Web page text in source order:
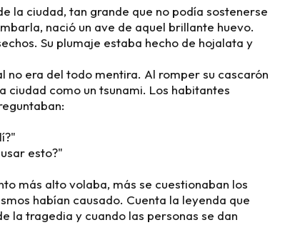
la ciudad, tan grande que no podía sostenerse
nació un ave de aquel brillante huevo.
Su plumaje estaba hecho de hojalata y
no era del todo mentira. Al romper su cascarón
ciudad como un tsunami. Los habitantes
esto?"
más alto volaba, más se cuestionaban los
habían causado. Cuenta la leyenda que
la tragedia y cuando las personas se dan